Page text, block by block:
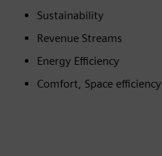
Sustainability
Revenue Streams
Energy Efficiency
Comfort, Space efficiency